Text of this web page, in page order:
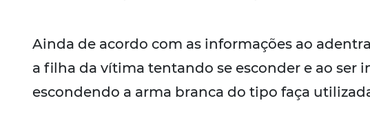
Ainda de acordo com as informações ao
a filha da vítima tentando se esconder e ao ser
escondendo a arma branca do tipo faça